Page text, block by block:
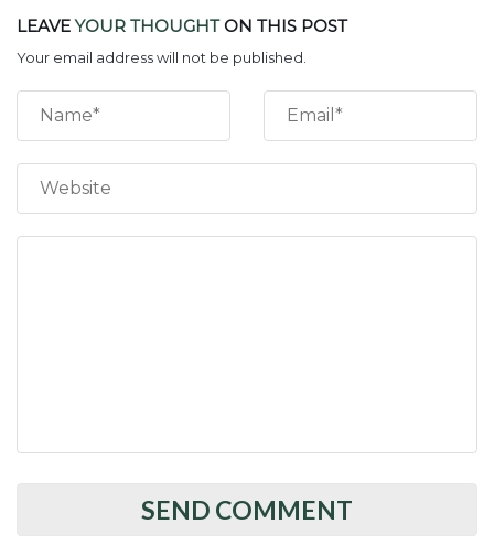
LEAVEYOUR THOUGHTON THIS POST
Your email address will not be published.